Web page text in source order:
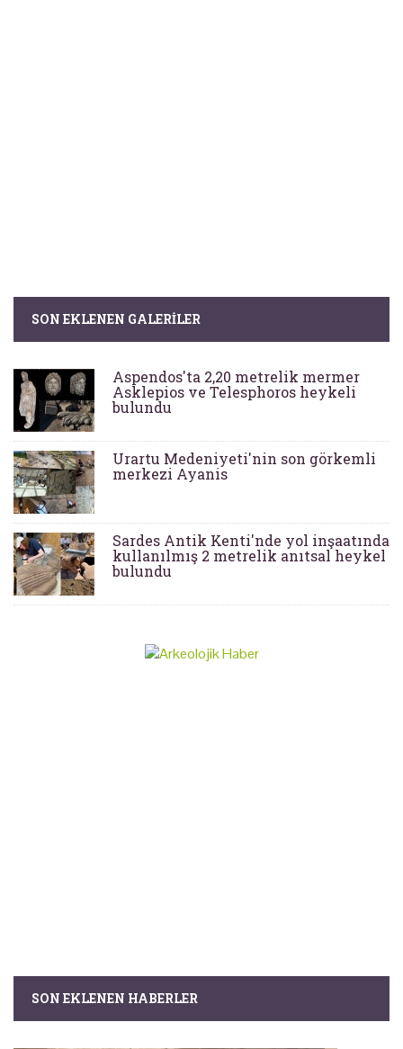
SON EKLENEN GALERILER
Aspendos'ta 2,20 metrelik mermer
Asklepios ve Telesphoros heykeli
bulundu
Urartu Medeniyeti'nin son görkemli
merkezi Ayanis
Sardes Antik Kenti'nde yol inşaatında
kullanılmış 2 metrelik anıtsal heykel
bulundu
SON EKLENEN HABERLER